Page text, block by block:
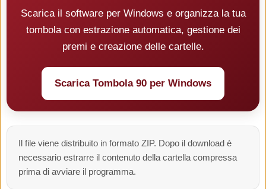
Scarica il software per Windows e organizza la tua
tombola con estrazione automatica, gestione dei
premi e creazione delle cartelle.
Scarica Tombola 90 per Windows
Il file viene distribuito in formato ZIP. Dopo il download è
necessario estrarre il contenuto della cartella compressa
prima di avviare il programma.